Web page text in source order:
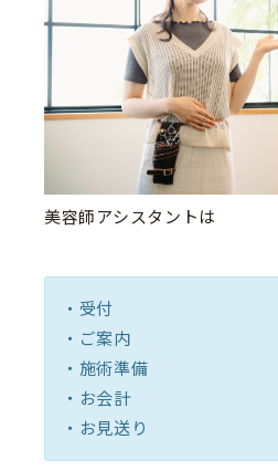
美容師アシスタントは
・受付
・ご案内
・施術準備
・お会計
・お見送り